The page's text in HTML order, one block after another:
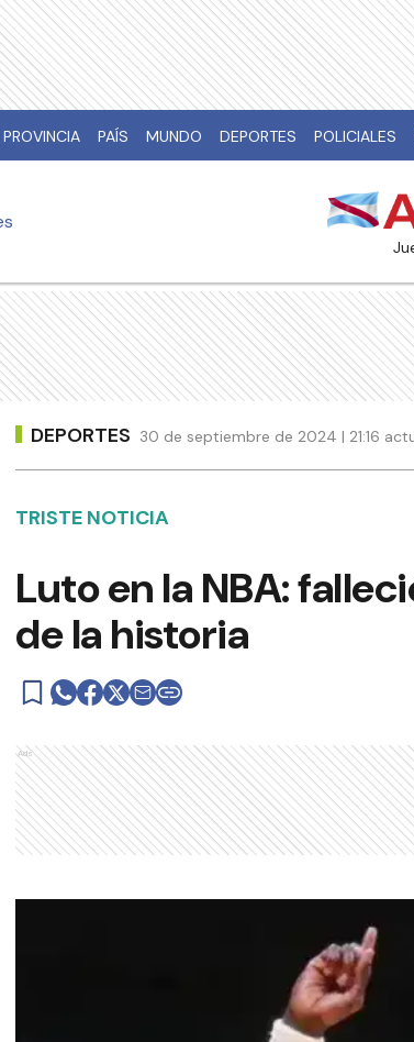
PROVINCIA PAÍS MUNDO DEPORTES POLICIALES
DEPORTES 30 de septiembre de 2024 | 21:16
TRISTE NOTICIA
Luto en la NBA:
de la historia
Ads